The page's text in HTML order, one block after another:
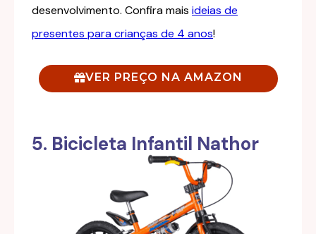
desenvolvimento. Confira mais ideias de
presentes para crianças de 4 anos!
VER PREÇO NA AMAZON
5. Bicicleta Infantil Nathor